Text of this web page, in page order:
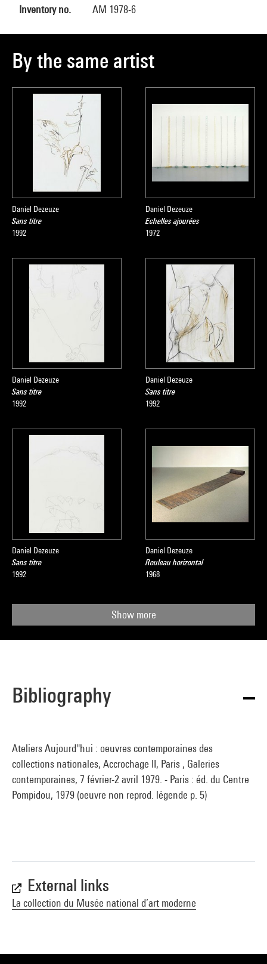
Inventory no. AM 1978-6
By the same artist
Daniel Dezeuze
Sans titre
1992
Daniel Dezeuze
Echelles ajourées
1972
Daniel Dezeuze
Sans titre
1992
Daniel Dezeuze
Sans titre
1992
Daniel Dezeuze
Sans titre
1992
Daniel Dezeuze
Rouleau horizontal
1968
Show more
Bibliography
Ateliers Aujourd''hui : oeuvres contemporaines des
collections nationales, Accrochage II, Paris , Galeries
contemporaines, 7 février-2 avril 1979. - Paris : éd. du Centre
Pompidou, 1979 (oeuvre non reprod. légende p. 5)
External links
La collection du Musée national d’art moderne